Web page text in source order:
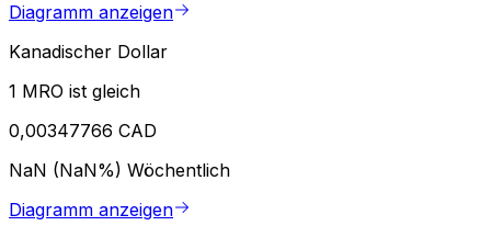
Diagramm anzeigen
Kanadischer Dollar
1 MRO ist gleich
0,00347766 CAD
NaN (NaN%) Wöchentlich
Diagramm anzeigen